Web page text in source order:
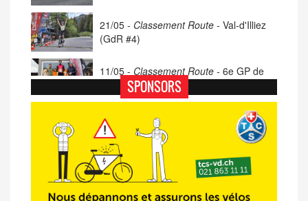
21/05 - Classement Route - Val-d'Illiez
(GdR #4)
11/05 - Classement Route - 6e GP de
Porsel (TdC #4)
07/05 - Classement Route -
Blonay-Les
Pléiades (GdR #3)
23/04 - Classement Route -4e Pringy -
Moléson (TdC #3)
SPONSORS